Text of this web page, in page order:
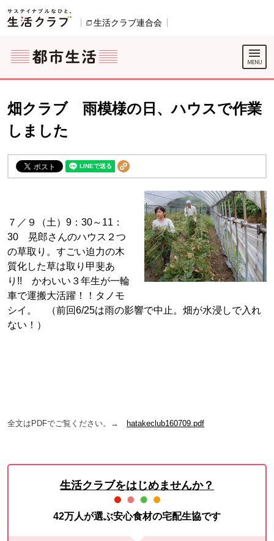
ページの先頭です。
生活クラブ連合会
ここからサイト内共通メニューです。
サイト内共通メニューをスキップする
サイト内共通メニューここまで。
畑クラブ 雨模様の日、ハウスで作業
しました
７／９（土）9：30～11：
30 晃郎さんのハウス２つ
の草取り。すごい迫力の木
質化した草は取り甲斐あ
り!! かわいい３年生が一輪
車で運搬大活躍！！タノモ
シイ。 （前回6/25は雨の影響で中止。畑が水浸しで入れ
ない！）
全文はPDFでご覧ください。→ hatakeclub160709.pdf
生活クラブをはじめませんか？
42万人が選ぶ安心食材の宅配生協です